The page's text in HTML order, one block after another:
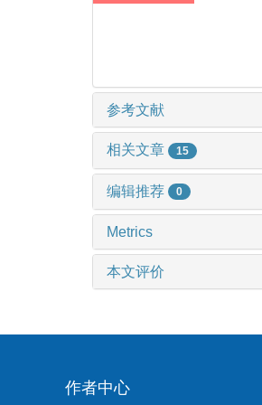
参考文献
相关文章 15
编辑推荐 0
Metrics
本文评价
作者中心